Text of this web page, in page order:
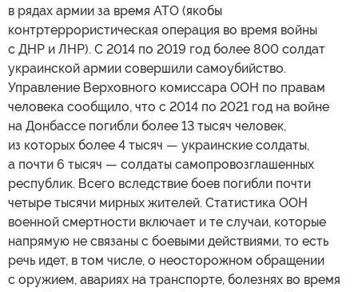
в рядах армии за время АТО (якобы
контртеррористическая операция во время войны
с ДНР и ЛНР). С 2014 по 2019 год более 800 солдат
украинской армии совершили самоубийство.
Управление Верховного комиссара ООН по правам
человека сообщило, что с 2014 по 2021 год на войне
на Донбассе погибли более 13 тысяч человек,
из которых более 4 тысяч — украинские солдаты,
а почти 6 тысяч — солдаты самопровозглашенных
республик. Всего вследствие боев погибли почти
четыре тысячи мирных жителей. Статистика ООН
военной смертности включает и те случаи, которые
напрямую не связаны с боевыми действиями, то есть
речь идет, в том числе, о неосторожном обращении
с оружием, авариях на транспорте, болезнях во время